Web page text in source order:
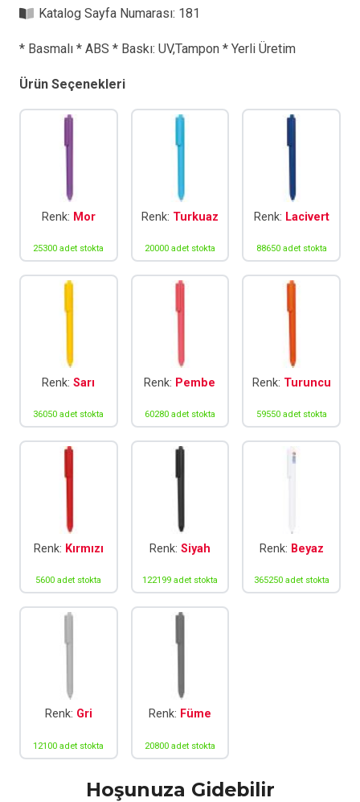
Katalog Sayfa Numarası: 181
* Basmalı * ABS * Baskı: UV,Tampon * Yerli Üretim
Ürün Seçenekleri
Renk: Mor
25300 adet stokta
Renk: Turkuaz
20000 adet stokta
Renk: Lacivert
88650 adet stokta
Renk:Sarı
36050 adet stokta
Renk: Pembe
60280 adet stokta
Renk: Turuncu
59550 adet stokta
Renk: Kırmızı
5600 adet stokta
Renk: Siyah
122199 adet stokta
Renk: Beyaz
365250 adet stokta
Renk: Gri
12100 adet stokta
Renk: Füme
20800 adet stokta
Hoşunuza Gidebilir